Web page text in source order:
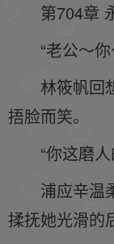
第704章
“老公～
林筱帆回
捂脸而笑。
“你这磨
浦应辛温
揉抚她光滑的